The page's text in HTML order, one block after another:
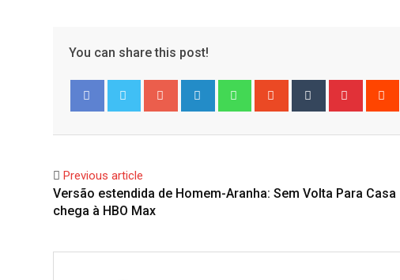
You can share this post!
Google+ LinkedIn WhatsappStumbleUpon
Tumblr Pinterest
Previous article
Versão estendida de Homem-Aranha: Sem Volta Para Casa
chega à HBO Max